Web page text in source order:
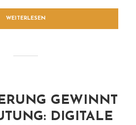
WEITERLESEN
GEWINNT
DIGITALE